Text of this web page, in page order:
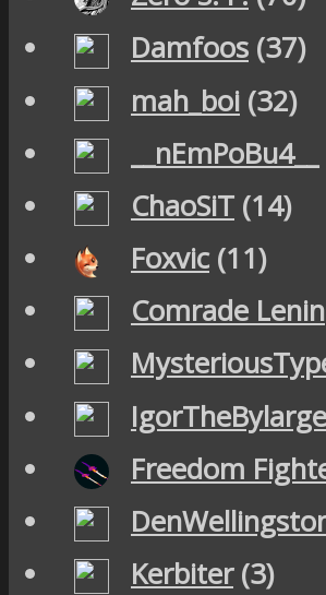
Damfoos (37)
mah_boi (32)
__nEmPoBu4__
ChaoSiT (14)
Foxvic(11)
Comrade Lenin
IgorTheBylarge
Freedom
Kerbiter(3)